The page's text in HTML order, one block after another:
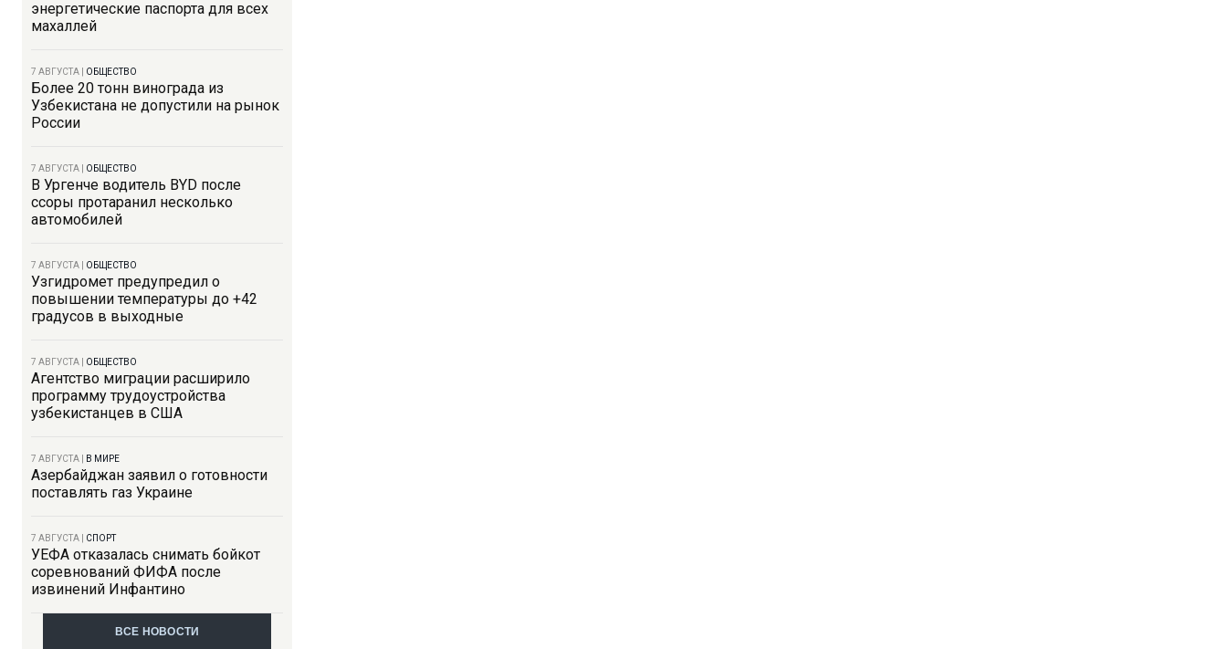
энергетические паспорта для всех
махаллей
7 АВГУСТА ОБЩЕСТВО
Более 20 тонн винограда из
Узбекистана не допустили на рынок
России
7 АВГУСТА ОБЩЕСТВО
В Ургенче водитель BYD после
ссоры протаранил несколько
автомобилей
7 АВГУСТА ОБЩЕСТВО
Узгидромет предупредил о
повышении температуры до +42
градусов в выходные
7 АВГУСТА ОБЩЕСТВО
Агентство миграции расширило
программу трудоустройства
узбекистанцев в США
7 АВГУСТА В МИРЕ
Азербайджан заявил о готовности
поставлять газ Украине
7 АВГУСТА СПОРТ
УЕФА отказалась снимать бойкот
соревнований ФИФА после
извинений Инфантино
ВСЕ НОВОСТИ